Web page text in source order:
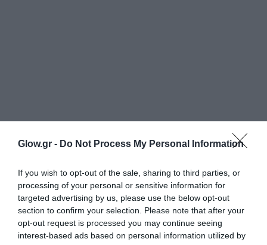
Glow.gr - Do Not Process My Personal Information
If you wish to opt-out of the sale, sharing to third parties, or
processing of your personal or sensitive information for
targeted advertising by us, please use the below opt-out
section to confirm your selection. Please note that after your
opt-out request is processed you may continue seeing
interest-based ads based on personal information utilized by